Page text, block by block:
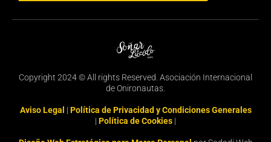
Copyright 2024 © All rights Reserved. Asociación Internacional
de Onironautas.
Aviso Legal | Política de Privacidad y Condiciones Generales
| Política de Cookies |